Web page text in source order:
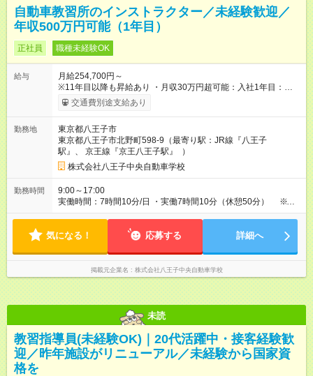
自動車教習所のインストラクター／未経験歓迎／
年収500万円可能（1年目）
正社員 職種未経験OK
給与
月給254,700円～
※11年目以降も昇給あり ・月収30万円超可能：入社1年目：
（資格取得後、給与＋手当） ・年収500万以上可 ・賞与年2回
・残業代100％支給 【試用期間】試用期間あり 試用期間の長
す。 雇用形態：本採用時と同じです。 給与：月給 193,500円以
上 ※指導員資格試験に合格したら研修終了となり、正社員の給
与条件となります ※その他待遇に変更はありません
交通費別途支給あり
勤務地
東京都八王子市
東京都八王子市北野町598-9（最寄り駅：JR線『八王子
駅』、 京王線『京王八王子駅』 ）
株式会社八王子中央自動車学校
勤務時間
9:00～17:00
実働時間：7時間10分/日 ・実働7時間10分（休憩50分） ※教
習所営業時間：9:00～20:00 ・残業手当は別途全額支給 ・研修
気になる！ 応募する 詳細へ
掲載元企業名 株式会社八王子中央自動車学校
未読
教習指導員(未経験OK)｜20代活躍中・接客経験歓
迎／昨年施設がリニューアル／未経験から国家資
格を